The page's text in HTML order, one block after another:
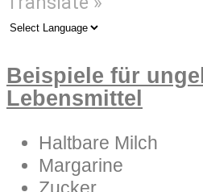
Beispiele für
Lebensmittel
Haltbare Milch
Margarine
Zucker